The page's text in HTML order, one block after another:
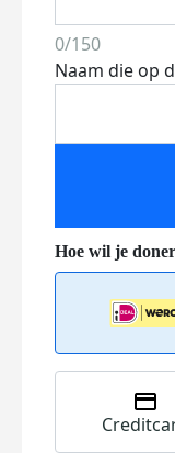
0/150
Naam die op